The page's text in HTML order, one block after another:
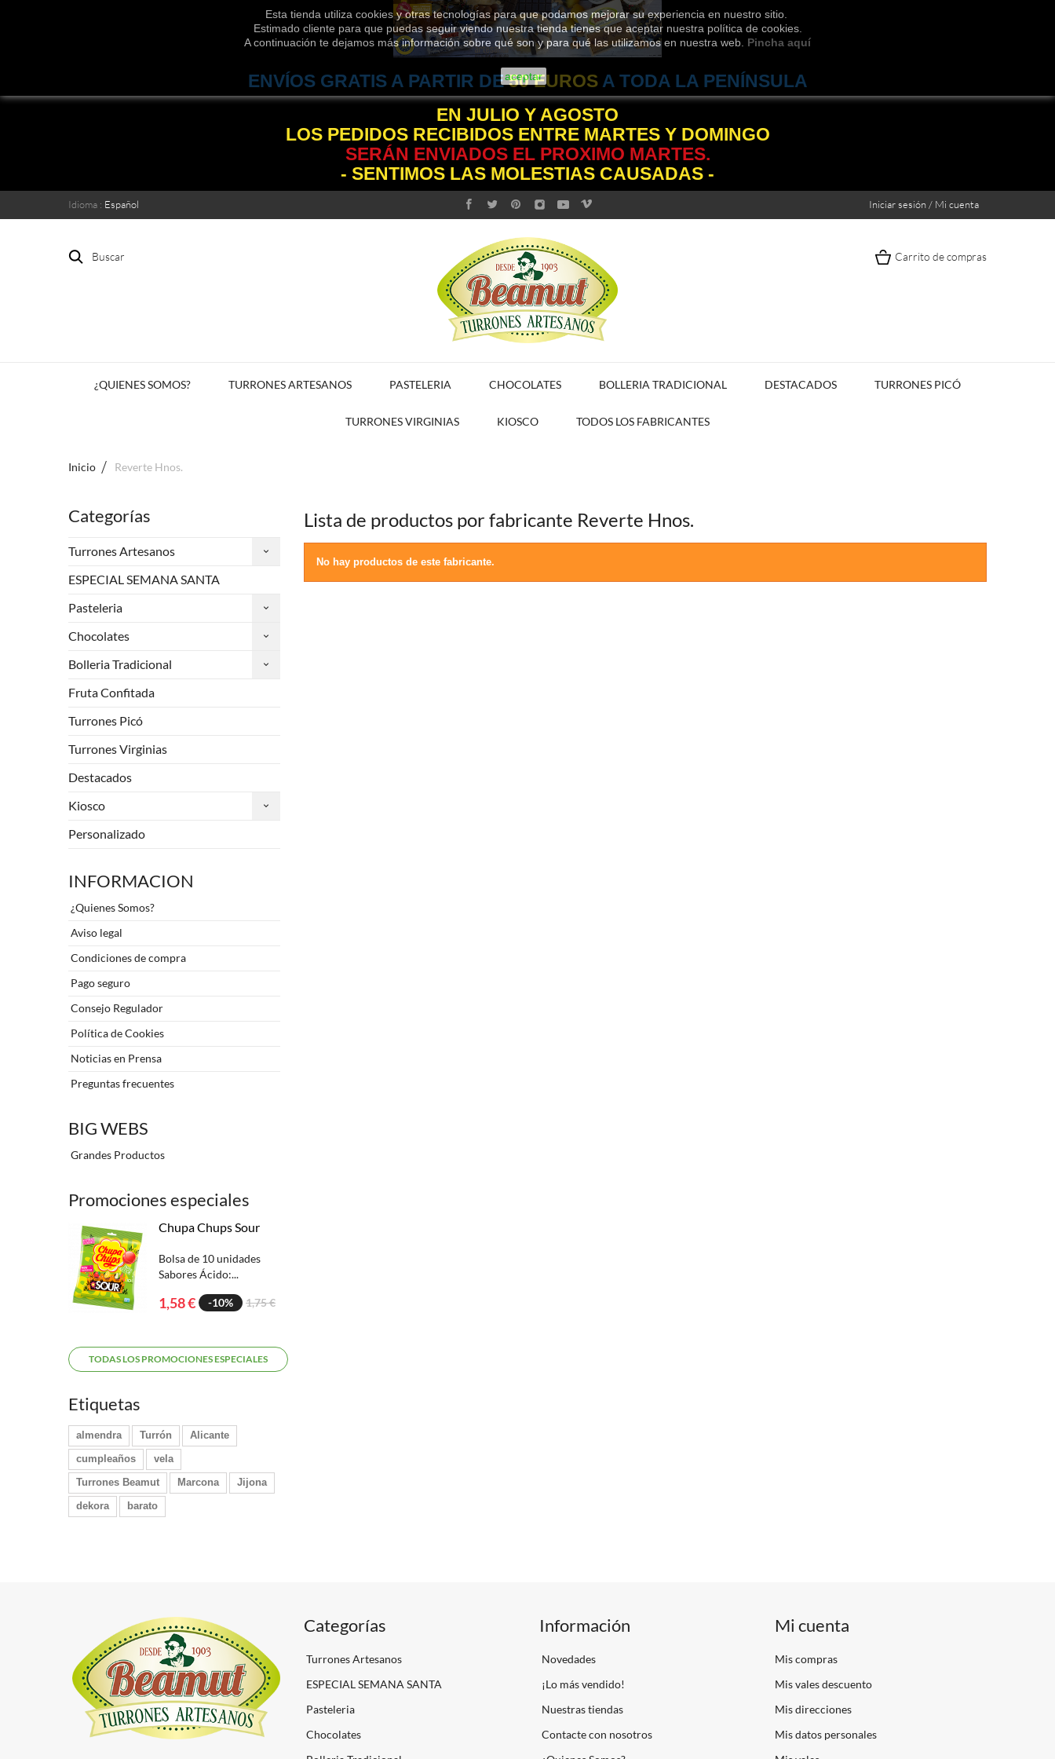
Esta tienda utiliza cookies y otras tecnologías para que podamos mejorar su experiencia en nuestro sitio.
Estimado cliente para que puedas seguir viendo nuestra tienda tienes que aceptar nuestra política de cookies.
A continuación te dejamos más información sobre qué son y para qué las utilizamos en nuestra web. Pincha aquí
aceptar
ENVÍOS GRATIS A PARTIR DE50 EUROSA TODA LA PENÍNSULA
EN JULIO Y AGOSTO
LOS PEDIDOS RECIBIDOS ENTRE MARTES Y DOMINGO
SERÁN ENVIADOS EL PROXIMO MARTES.
- SENTIMOS LAS MOLESTIAS CAUSADAS -
Iniciar sesión / Mi cuenta
Idioma : Español
Buscar Carrito de compras
¿QUIENES SOMOS? TURRONES ARTESANOS PASTELERIA CHOCOLATES BOLLERIA TRADICIONAL DESTACADOS TURRONES PICÓ
TURRONES VIRGINIAS KIOSCO TODOS LOS FABRICANTES
Inicio Reverte Hnos.
Categorías
Turrones Artesanos
ESPECIAL SEMANA SANTA
Pasteleria
Chocolates
Bolleria Tradicional
Fruta Confitada
Turrones Picó
Turrones Virginias
Destacados
Kiosco
Personalizado
INFORMACION
¿Quienes Somos?
Aviso legal
Condiciones de compra
Pago seguro
Consejo Regulador
Política de Cookies
Noticias en Prensa
Preguntas frecuentes
BIG WEBS
Grandes Productos
Promociones especiales
Chupa Chups Sour
Bolsa de 10 unidades
Sabores Ácido:...
1,58 € -10% 1,75 €
TODAS LOS PROMOCIONES ESPECIALES
Etiquetas
almendra Turrón
Alicante
cumpleaños
vela
Turrones Beamut
Marcona
Jijona
dekora
barato
Lista de productos por fabricante Reverte Hnos.
No hay productos de este fabricante.
Categorías
Turrones Artesanos
ESPECIAL SEMANA SANTA
Pasteleria
Chocolates
Información
Novedades
¡Lo más vendido!
Nuestras tiendas
Contacte con nosotros
Mi cuenta
Mis compras
Mis vales descuento
Mis direcciones
Mis datos personales